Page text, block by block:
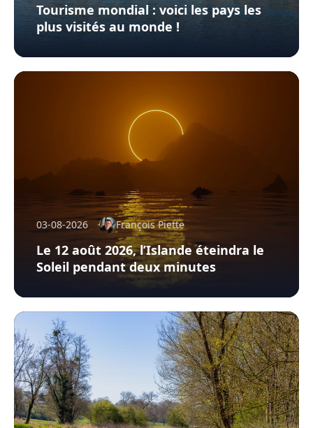
Tourisme mondial : voici les pays les
plus visités au monde !
03-08-2026 François Piette
Le 12 août 2026, l’Islande éteindra le
Soleil pendant deux minutes